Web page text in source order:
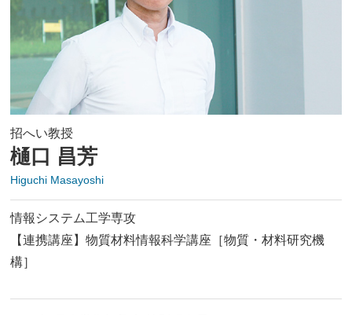
招へい教授
樋口 昌芳
Higuchi Masayoshi
情報システム工学専攻
【連携講座】物質材料情報科学講座［物質・材料研究機
構］